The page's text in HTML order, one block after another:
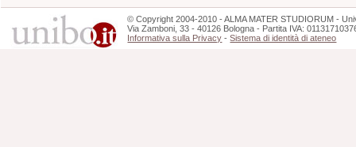
©Copyright 2004-2010 - ALMA MATER STUDIORUM -
Via Zamboni, 33 - 40126 Bologna - Partita IVA:
Informativa sulla Privacy -Sistema di identità di ateneo